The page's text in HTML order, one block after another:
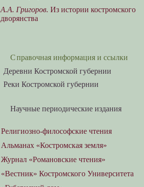
А.А. Григоров. Из истории костромского
дворянства
Справочная информация и ссылки
Деревни Костромской губернии
×Реки Костромской губернии
Научные периодические издания
Религиозно-философские чтения
Альманах «Костромская земля»
Журнал «Романовские чтения»
«Вестник» Костромского Университета